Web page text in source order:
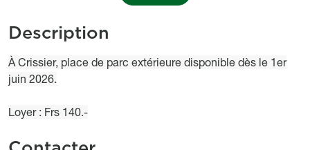
Description
Object description
À Crissier, place de parc extérieure disponible dès le 1er
juin 2026.
Loyer : Frs 140.-